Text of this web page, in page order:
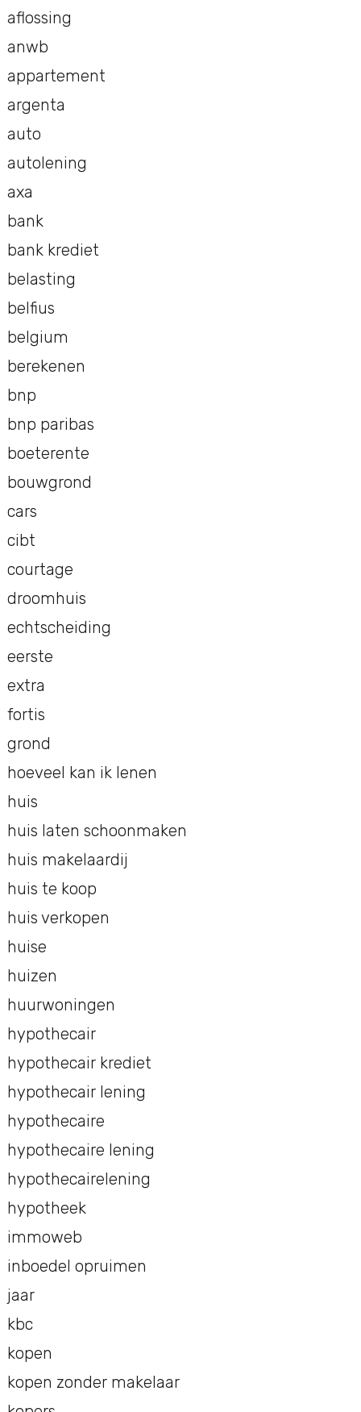
aflossing
anwb
appartement
argenta
auto
autolening
axa
bank
bank krediet
belasting
belfius
belgium
berekenen
bnp
bnp paribas
boeterente
bouwgrond
cars
cibt
courtage
droomhuis
echtscheiding
eerste
extra
fortis
grond
hoeveel kan ik lenen
huis
huis laten schoonmaken
huis makelaardij
huis te koop
huis verkopen
huise
huizen
huurwoningen
hypothecair
hypothecair krediet
hypothecair lening
hypothecaire
hypothecaire lening
hypothecairelening
hypotheek
immoweb
inboedel opruimen
jaar
kbc
kopen
kopen zonder makelaar